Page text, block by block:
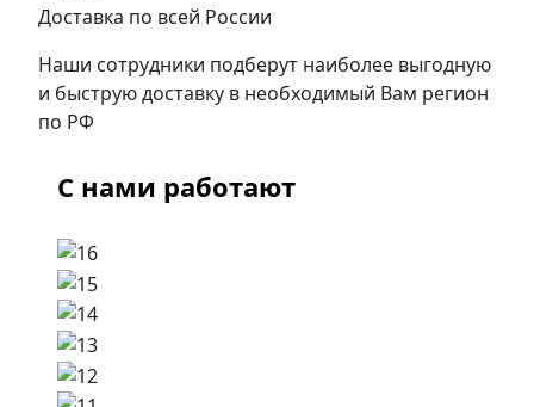
Доставка по всей России
Наши сотрудники подберут наиболее выгодную
и быструю доставку в необходимый Вам регион
по РФ
С нами работают